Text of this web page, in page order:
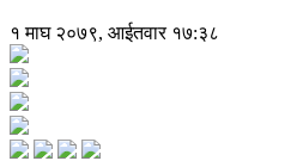
१ माघ २०७९, आईतवार १७:३८